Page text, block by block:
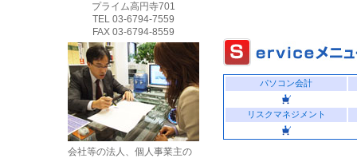
プライム高円寺701
TEL 03-6794-7559
FAX 03-6794-8559
会社等の法人、個人事業主の
パソコン会計
リスクマネジメント